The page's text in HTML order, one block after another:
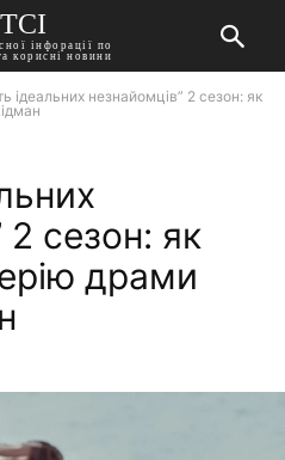
інфорації по
корисні новини
ідеальних незнайомців” 2 сезон: як
2 сезон: як
драми